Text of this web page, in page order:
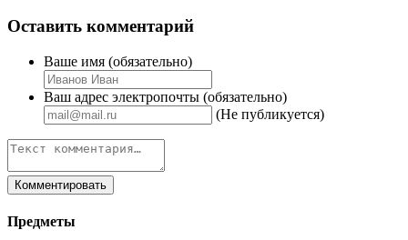
Оставить комментарий
Ваше имя (обязательно)
Ваш адрес электропочты (обязательно)
(Не публикуется)
Предметы